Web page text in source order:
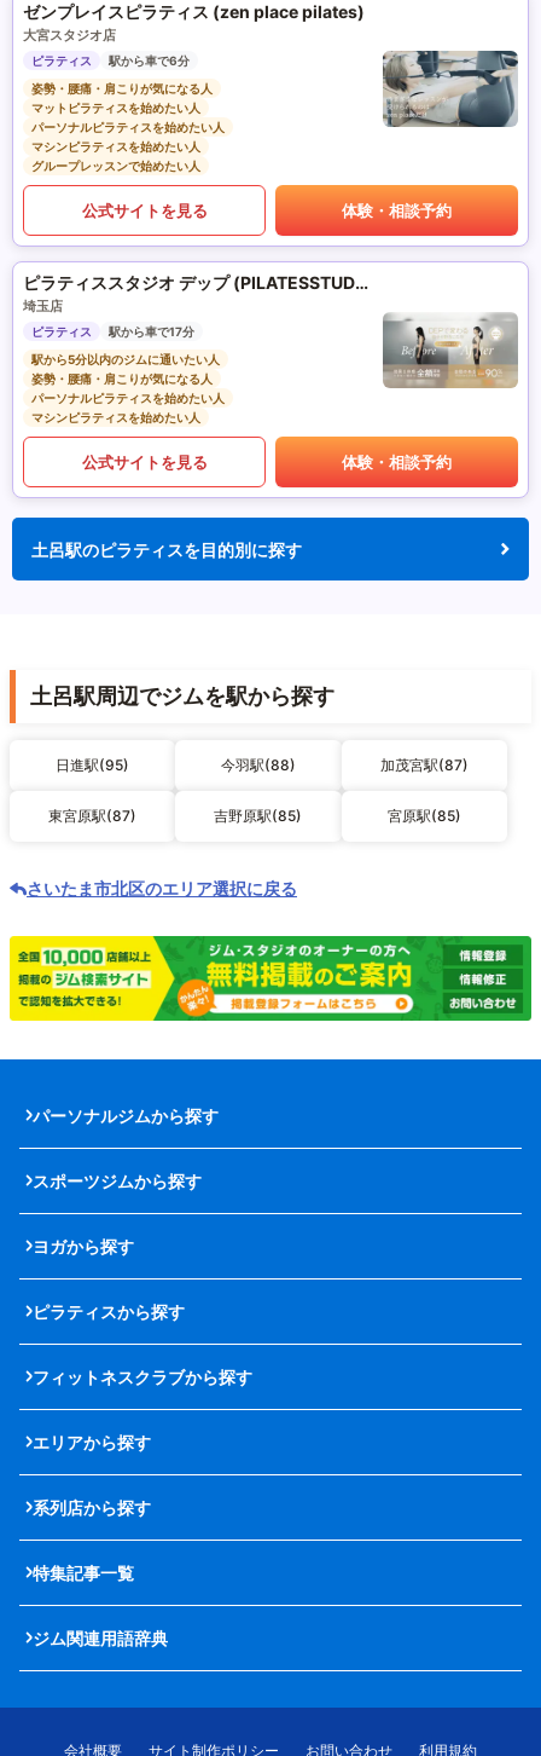
ゼンプレイスピラティス (zen place pilates)
大宮スタジオ店
ピラティス
駅から車で6分
姿勢・腰痛・肩こりが気になる人
マットピラティスを始めたい人
パーソナルピラティスを始めたい人
マシンピラティスを始めたい人
グループレッスンで始めたい人
公式サイトを見る 体験・相談予約
ピラティススタジオ デップ (PILATESSTUDIO DEP)
埼玉店
ピラティス
駅から車で17分
駅から5分以内のジムに通いたい人
姿勢・腰痛・肩こりが気になる人
パーソナルピラティスを始めたい人
マシンピラティスを始めたい人
公式サイトを見る 体験・相談予約
土呂駅のピラティスを目的別に探す
土呂駅周辺でジムを駅から探す
日進駅(95) 今羽駅(88) 加茂宮駅(87)
東宮原駅(87) 吉野原駅(85) 宮原駅(85)
さいたま市北区のエリア選択に戻る
パーソナルジムから探す
スポーツジムから探す
ヨガから探す
ピラティスから探す
フィットネスクラブから探す
エリアから探す
系列店から探す
特集記事一覧
ジム関連用語辞典
会社概要 サイト制作ポリシー お問い合わせ
利用規約